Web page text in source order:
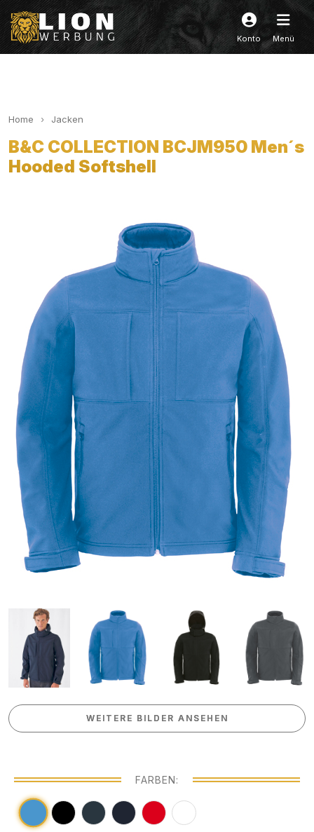
Konto Menü
Home Jacken
B&C COLLECTION BCJM950 Men´s
Hooded Softshell
WEITERE BILDER ANSEHEN
WEITERE BILDER ANSEHEN
FARBEN: